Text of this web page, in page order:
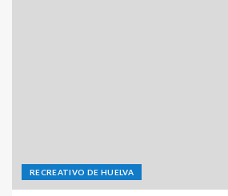
RECREATIVO DE HUELVA